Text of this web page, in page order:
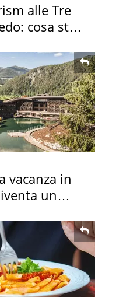
alle Tre
cosa sta
vacanza in
un